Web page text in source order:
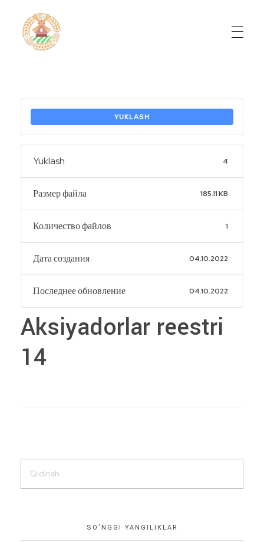
YUKLASH
Yuklash 4
Размер файла 185.11 KB
Количество файлов 1
Дата создания 04.10.2022
Последнее обновление 04.10.2022
Aksiyadorlar reestri
14
SO’NGGI YANGILIKLAR